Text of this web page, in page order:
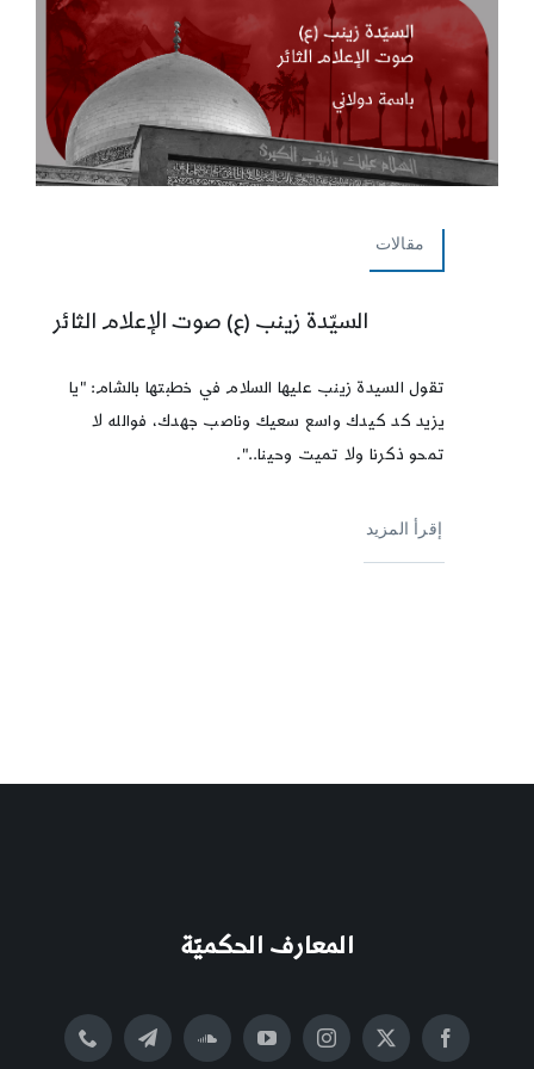
مقالات
السيّدة زينب (ع) صوت الإعلام الثائر
تقول السيدة زينب عليها السلام في خطبتها بالشام: "يا
يزيد كد كيدك واسع سعيك وناصب جهدك، فوالله لا
تمحو ذكرنا ولا تميت وحينا..".
إقرأ المزيد
المعارف الحكميّة